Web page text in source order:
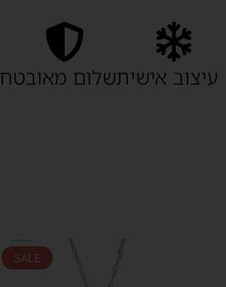
עיצוב אישיתשלום מאובטח
SALE